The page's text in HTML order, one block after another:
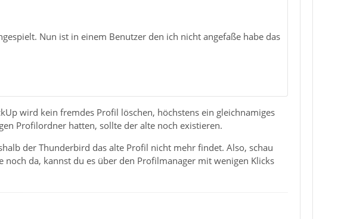
Nun ist in einem Benutzer den ich nicht angefaße habe das
wird kein fremdes Profil löschen, höchstens ein gleichnamiges
Profilordner hatten, sollte der alte noch existieren.
der Thunderbird das alte Profil nicht mehr findet. Also, schau
da, kannst du es über den Profilmanager mit wenigen Klicks